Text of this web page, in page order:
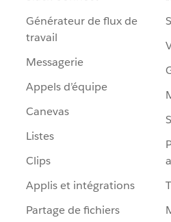
Générateur de flux de
travail
Messagerie
Appels d’équipe
Canevas
Listes
Clips
Applis et intégrations
Partage de fichiers